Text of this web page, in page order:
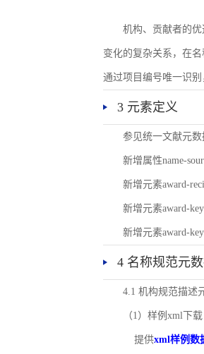
机构、贡献者的
变化的复杂关系，在
通过项目编号唯一识
3 元素定义
参见统一文献元
新增属性name-
新增元素award-
新增元素award-
新增元素award-
4 名称规范元
4.1 机构规范描述
（1）样例xml下载
提供xml样例数